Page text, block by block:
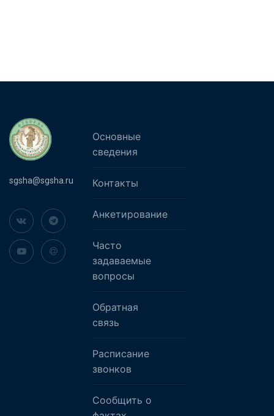
sgsha@sgsha.ru
Основные
сведения
Контакты
Анкетирование
Часто
задаваемые
вопросы
Обратная
связь
Расписание
звонков
Сообщить о